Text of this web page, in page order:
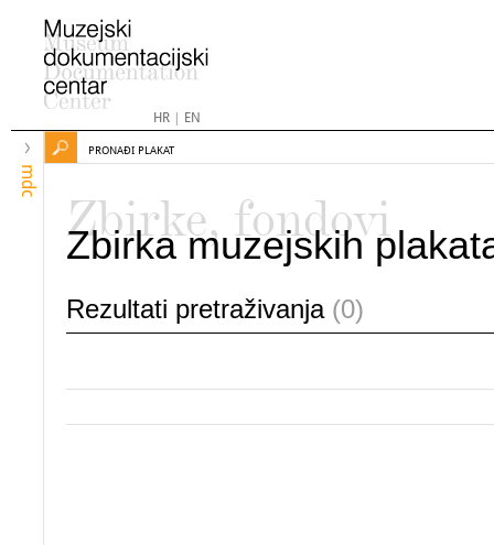
HR| EN
mdc
PRONAĐI PLAKAT
Zbirke, fondovi
Zbirka muzejskih
Rezultati pretraživanja (0)